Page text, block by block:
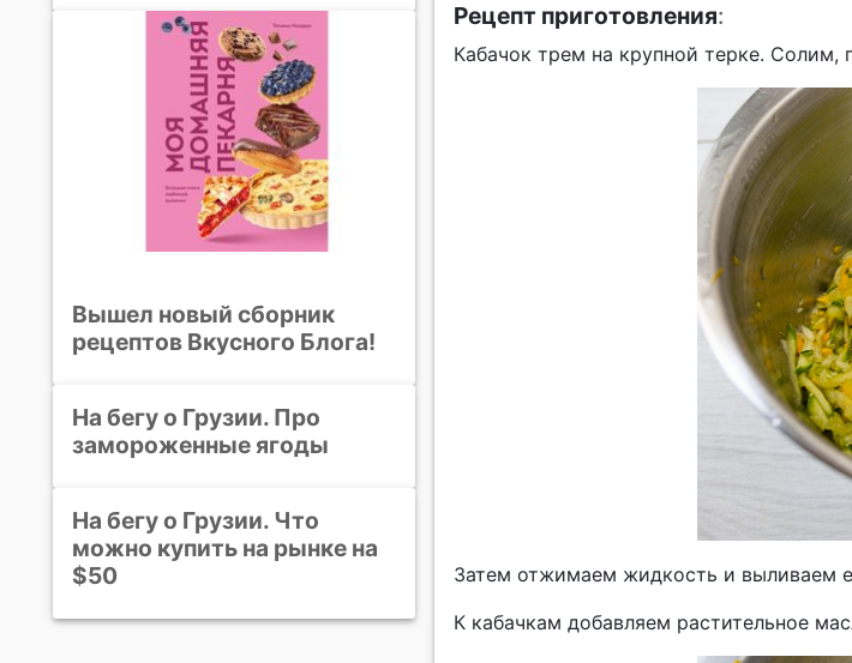
Рецепт приготовления:
Кабачок трем на крупной терке.
Затем отжимаем жидкость и выливаем
К кабачкам добавляем растительное
Вышел новый сборник
рецептов Вкусного Блога!
На бегу о Грузии. Про
замороженные ягоды
На бегу о Грузии. Что
можно купить на рынке на
$50